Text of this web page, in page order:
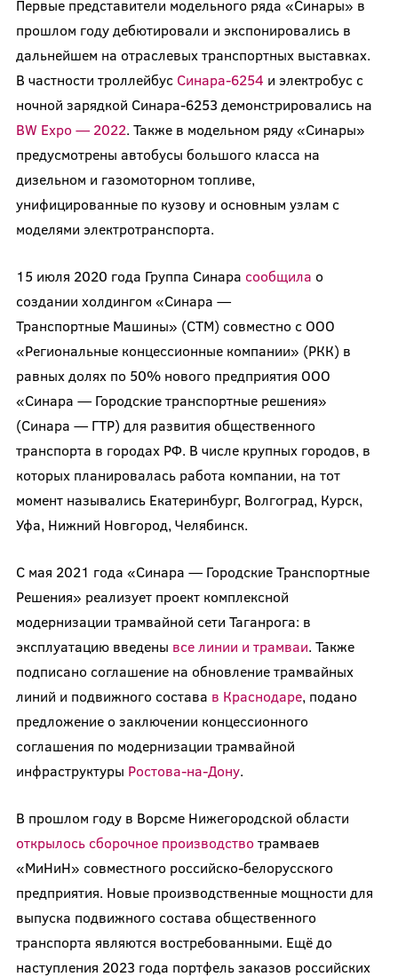
Первые представители модельного ряда «Синары» в
прошлом году дебютировали и экспонировались в
дальнейшем на отраслевых транспортных выставках.
В частности троллейбус Синара-6254 и электробус с
ночной зарядкой Синара-6253 демонстрировались на
BW Expo — 2022. Также в модельном ряду «Синары»
предусмотрены автобусы большого класса на
дизельном и газомоторном топливе,
унифицированные по кузову и основным узлам с
моделями электротранспорта.
15 июля 2020 года Группа Синара сообщила о
создании холдингом «Синара —
Транспортные Машины» (СТМ) совместно с ООО
«Региональные концессионные компании» (РКК) в
равных долях по 50% нового предприятия ООО
«Синара — Городские транспортные решения»
(Синара — ГТР) для развития общественного
транспорта в городах РФ. В числе крупных городов, в
которых планировалась работа компании, на тот
момент назывались Екатеринбург, Волгоград, Курск,
Уфа, Нижний Новгород, Челябинск.
С мая 2021 года «Синара — Городские Транспортные
Решения» реализует проект комплексной
модернизации трамвайной сети Таганрога: в
эксплуатацию введены все линии и трамваи. Также
подписано соглашение на обновление трамвайных
линий и подвижного состава в Краснодаре, подано
предложение о заключении концессионного
соглашения по модернизации трамвайной
инфраструктуры Ростова-на-Дону.
В прошлом году в Ворсме Нижегородской области
открылось сборочное производство трамваев
«МиНиН» совместного российско-белорусского
предприятия. Новые производственные мощности для
выпуска подвижного состава общественного
транспорта являются востребованными. Ещё до
наступления 2023 года портфель заказов российских